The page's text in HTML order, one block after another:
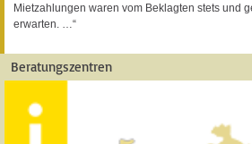
Mietzahlungen waren vom Beklagten stets und
erwarten. …“
Beratungszentren